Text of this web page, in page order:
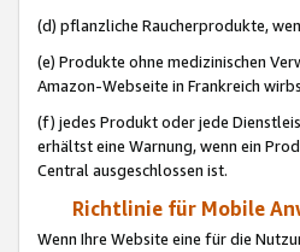
(d) pflanzliche Raucherprodukte,
(e) Produkte ohne medizinischen
Amazon-Webseite in Frankreich
(f) jedes Produkt oder jede
erhältst eine Warnung, wenn ein
Central ausgeschlossen ist.
Richtlinie für Mobile
Wenn Ihre Website eine für die